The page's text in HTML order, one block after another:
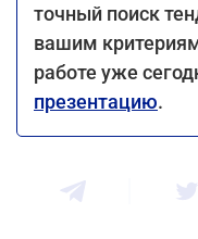
точный поиск
вашим
работе уже
презентацию.